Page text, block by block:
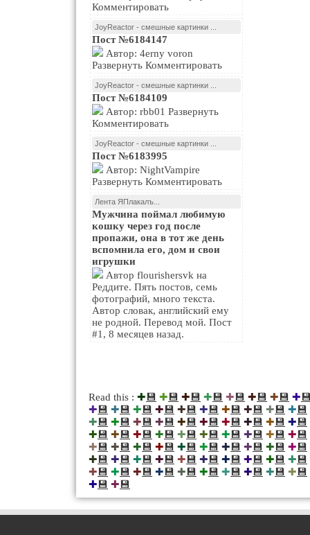
Комментировать
JoyReactor - смешные картинки ...
Пост №6184147
Развернуть Комментировать
JoyReactor - смешные картинки ...
Пост №6184109
Комментировать
JoyReactor - смешные картинки ...
Пост №6183995
Развернуть Комментировать
Лента ЯПлакалъ...
Мужчина поймал любимую
кошку через год после
пропажи, она в тот же день
вспомнила его, дом и свои
игрушки
Реддите. Пять постов, семь
фотографий, много текста.
Автор словак, английский ему
не родной. Перевод мой. Пост
#1, 8 месяцев назад.
Read this : ✚💾 ✚💾 ✚💾 ✚💾 ✚💾 ✚💾 ✚💾 ✚
✚💾 ✚💾 ✚💾 ✚💾 ✚💾 ✚💾 ✚💾 ✚💾 ✚💾 ✚💾
✚💾 ✚💾 ✚💾 ✚💾 ✚💾 ✚💾 ✚💾 ✚💾 ✚💾 ✚💾
✚💾 ✚💾 ✚💾 ✚💾 ✚💾 ✚💾 ✚💾 ✚💾 ✚💾 ✚💾
✚💾 ✚💾 ✚💾 ✚💾 ✚💾 ✚💾 ✚💾 ✚💾 ✚💾 ✚💾
✚💾 ✚💾 ✚💾 ✚💾 ✚💾 ✚💾 ✚💾 ✚💾 ✚💾 ✚💾
✚💾 ✚💾 ✚💾 ✚💾 ✚💾 ✚💾 ✚💾 ✚💾 ✚💾 ✚💾
✚💾 ✚💾